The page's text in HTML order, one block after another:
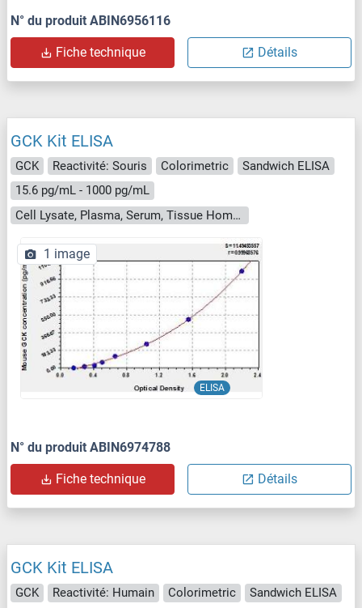
N° du produit ABIN6956116
Fiche technique Détails
GCK Kit ELISA
GCK Reactivité: Souris Colorimetric
Sandwich ELISA
15.6 pg/mL - 1000 pg/mL
Cell Lysate, Plasma, Serum, Tissue Homogenate
ELISA
1 image
N° du produit ABIN6974788
Fiche technique Détails
GCK Kit ELISA
GCK Reactivité: Humain Colorimetric
Sandwich ELISA